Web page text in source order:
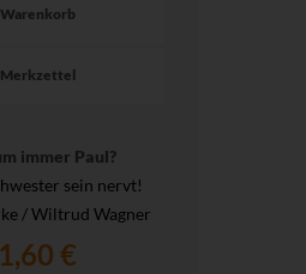
Warenkorb
Merkzettel
immer Paul?
sein nervt!
/ Wiltrud Wagner
1,60 €